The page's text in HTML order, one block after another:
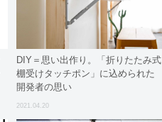
DIY＝思い出作り。「折りたたみ式
棚受けタッチポン」に込められた
開発者の思い
2021.04.20